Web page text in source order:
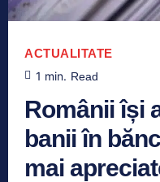
ACTUALITATE
1 min. Read
Românii își
banii în
mai